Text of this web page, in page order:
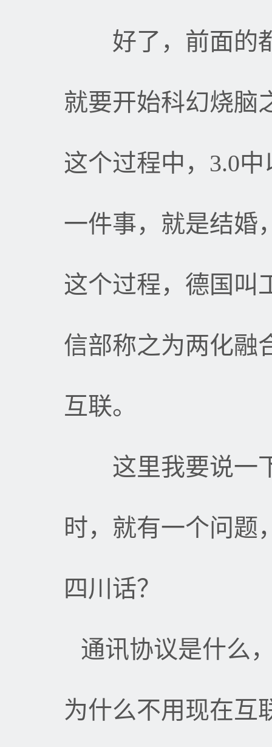
好了，前面的
就要开始科幻烧脑
这个过程中， 3.0中
一件事，就是结婚
这个过程，德国叫
信部称之为两化融
互联。
这里我要说一下
时，就有一个问题
四川话？
通讯协议是什么
为什么不用现在互